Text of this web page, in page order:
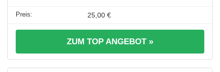
25,00 €
ZUM TOP ANGEBOT »